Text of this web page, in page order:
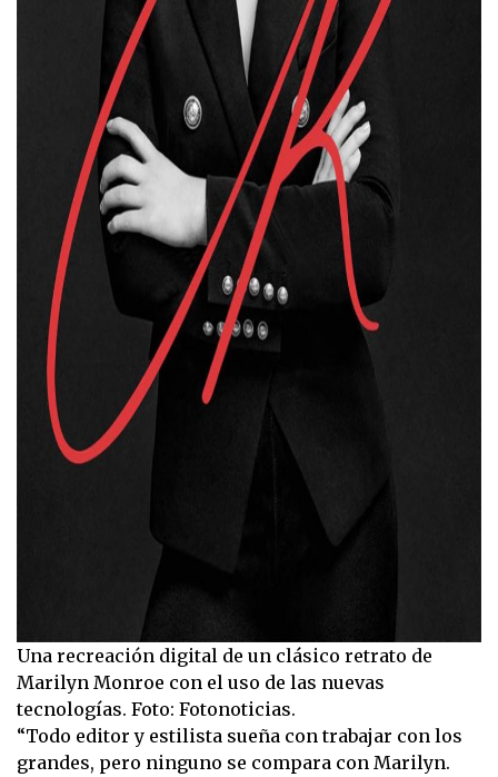
Una recreación digital de un clásico retrato de
Marilyn Monroe con el uso de las nuevas
tecnologías. Foto: Fotonoticias.
“Todo editor y estilista sueña con trabajar con los
grandes, pero ninguno se compara con Marilyn.